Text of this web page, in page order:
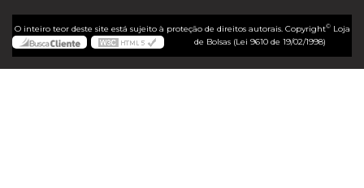
O inteiro teor deste site está sujeito à proteção de direitos autorais. Copyright©Loja
de Bolsas (Lei 9610 de 19/02/1998)